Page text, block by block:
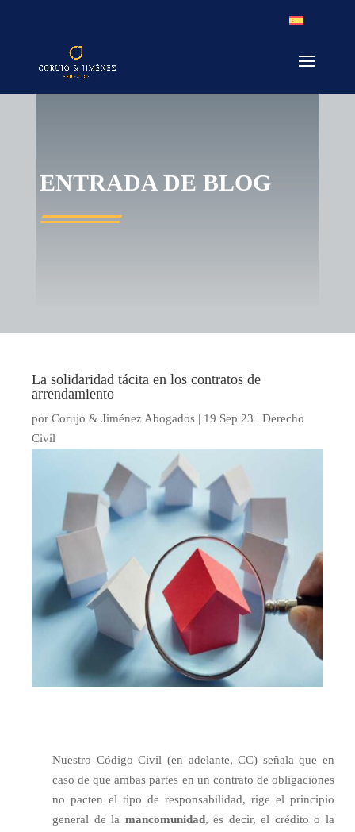
ENTRADA DE BLOG
La solidaridad tácita en los contratos de
arrendamiento
por Corujo & Jiménez Abogados | 19 Sep 23 | Derecho
Civil
Nuestro Código Civil (en adelante, CC) señala que en
caso de que ambas partes en un contrato de obligaciones
no pacten el tipo de responsabilidad, rige el principio
general de la mancomunidad, es decir, el crédito o la